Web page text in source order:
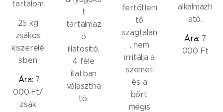
tartalom
25 kg
zsákos
kiszerelé
sben
Ára: 7
000 Ft/
zsák
t
tartalmaz
ó
illatosító,
4 féle
illatban
választha
tó.
fertőtlení
tő
szagtalan
, nem
irritálja a
szemet
és a
bőrt,
mégis
alkalmazh
ató.
Ára: 7
000 Ft